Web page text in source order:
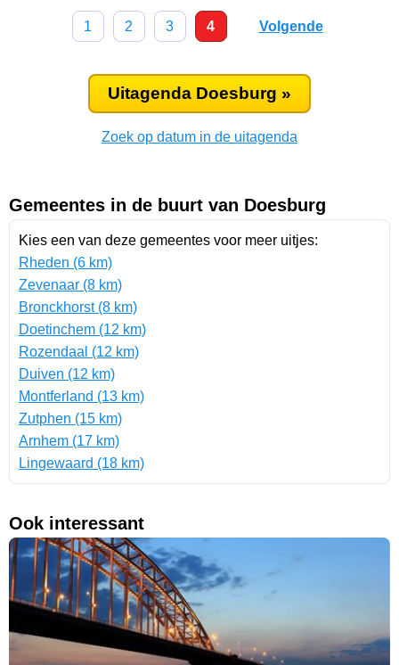
1 2 3 4 Volgende
Uitagenda Doesburg »
Zoek op datum in de uitagenda
Gemeentes in de buurt van Doesburg
Kies een van deze gemeentes voor meer uitjes:
Rheden (6 km)
Zevenaar (8 km)
Bronckhorst (8 km)
Doetinchem (12 km)
Rozendaal (12 km)
Duiven (12 km)
Montferland (13 km)
Zutphen (15 km)
Arnhem (17 km)
Lingewaard (18 km)
Ook interessant